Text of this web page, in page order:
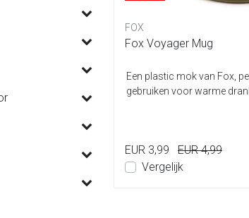
FOX
Fox Voyager Mug
Een plastic mok van Fox,
gebruiken voor warme
EUR 3,99
EUR 4,99
Vergelijk